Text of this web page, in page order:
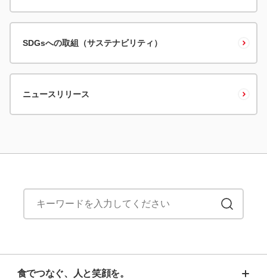
SDGsへの取組（サステナビリティ）
ニュースリリース
食でつなぐ、人と笑顔を。